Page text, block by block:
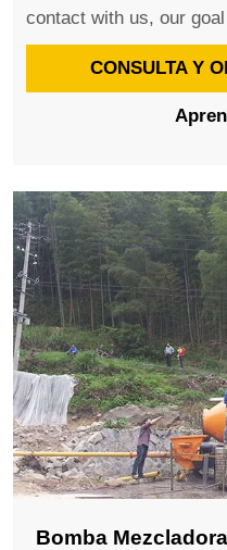
contact with us, our
CONSULTA Y
Bomba